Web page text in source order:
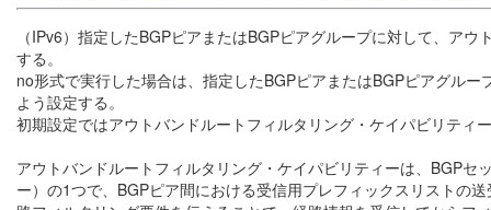
（IPv6）指定したBGPピアまたはBGPピアグループに対して、ア
する。
no形式で実行した場合は、指定したBGPピアまたはBGPピアグル
よう設定する。
初期設定ではアウトバンドルートフィルタリング・ケイパビリティ
アウトバンドルートフィルタリング・ケイパビリティーは、BGP
ー）の1つで、BGPピア間における受信用プレフィックスリストの